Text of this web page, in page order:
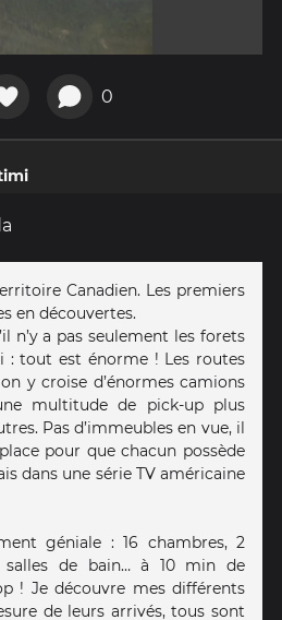
0
Canadien. Les premiers
en découvertes.
n’y a pas seulement les forets
: tout est énorme ! Les routes
y croise d’énormes camions
multitude de pick-up plus
Pas d’immeubles en vue, il
pour que chacun possède
dans une série TV américaine
géniale : 16 chambres, 2
salles de bain… à 10 min de
! Je découvre mes différents
de leurs arrivés, tous sont